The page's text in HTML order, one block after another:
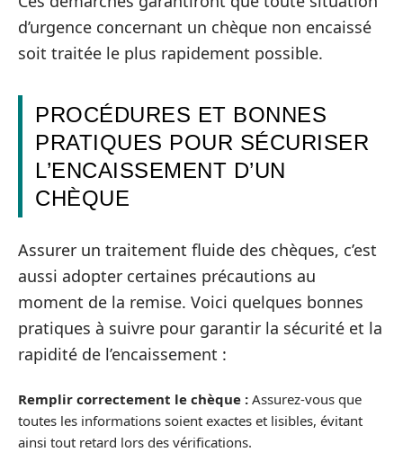
d’urgence concernant un chèque non encaissé
soit traitée le plus rapidement possible.
PROCÉDURES ET BONNES
PRATIQUES POUR SÉCURISER
L’ENCAISSEMENT D’UN
CHÈQUE
Assurer un traitement fluide des chèques, c’est
aussi adopter certaines précautions au
moment de la remise. Voici quelques bonnes
pratiques à suivre pour garantir la sécurité et la
rapidité de l’encaissement :
Remplir correctement le chèque : Assurez-vous que
toutes les informations soient exactes et lisibles, évitant
ainsi tout retard lors des vérifications.